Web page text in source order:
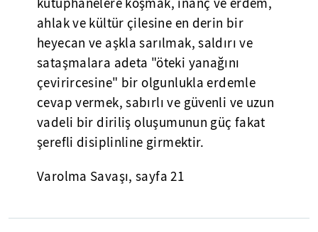
kütüphanelere koşmak, inanç ve erdem,
ahlak ve kültür çilesine en derin bir
heyecan ve aşkla sarılmak, saldırı ve
sataşmalara adeta "öteki yanağını
çevirircesine" bir olgunlukla erdemle
cevap vermek, sabırlı ve güvenli ve uzun
vadeli bir diriliş oluşumunun güç fakat
şerefli disiplinline girmektir.
Varolma Savaşı, sayfa 21